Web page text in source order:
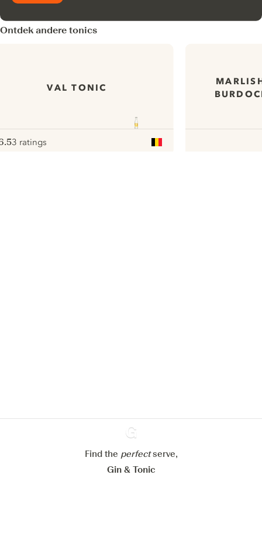
Ontdek andere tonics
VAL TONIC
3 ratings
Ginventory
Find the perfectserve,
Gin & Tonic
Mijn cookie-instellingen aanpassen
Alles weigeren Alles aanvaarden